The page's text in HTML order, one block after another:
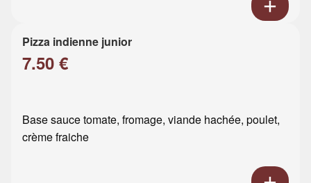
Pizza indienne junior
7.50 €
Base sauce tomate, fromage, viande hachée, poulet,
crème fraiche